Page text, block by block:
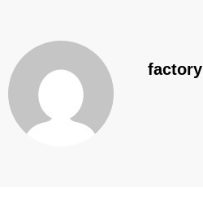
factory